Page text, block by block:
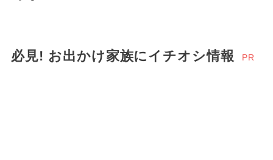
必見! お出かけ家族にイチオシ情報 PR